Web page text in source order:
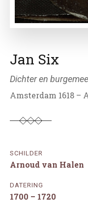
Jan Six
Dichter en
Amsterdam 1618 –
SCHILDER
Arnoud van Halen
DATERING
1700 – 1720